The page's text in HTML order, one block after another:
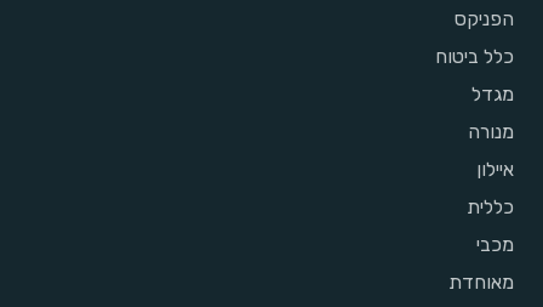
הפניקס
כלל ביטוח
מגדל
מנורה
איילון
כללית
מכבי
מאוחדת